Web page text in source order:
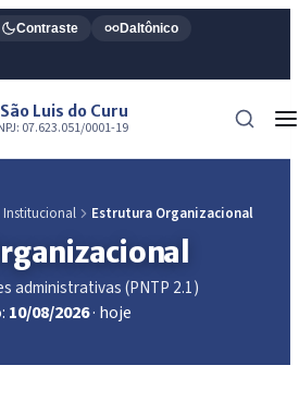
Contraste Daltônico
Luis do Curu
07.623.051/0001-19
Institucional Estrutura Organizacional
administrativas (PNTP 2.1)
10/08/2026· hoje